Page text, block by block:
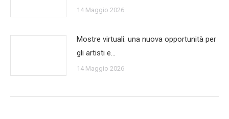
14 Maggio 2026
Mostre virtuali: una nuova opportunità per
gli artisti e…
14 Maggio 2026